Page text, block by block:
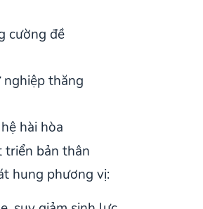
cường đề
thăng
hài hòa
triển bản thân
hung phương vị: